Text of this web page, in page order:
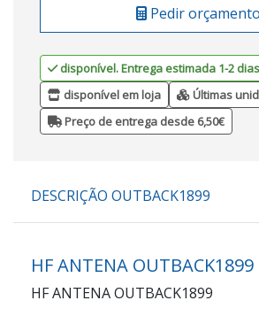
Pedir orçamento
disponível. Entrega estimada 1-2
disponível em loja
Últimas
Preço de entrega desde 6,50€
DESCRIÇÃO OUTBACK1899
HF ANTENA OUTBACK1899
HF ANTENA OUTBACK1899